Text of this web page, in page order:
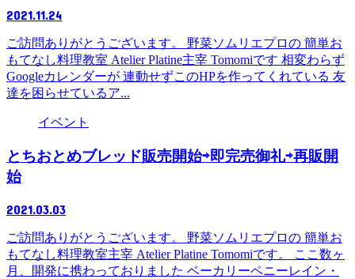
2021.11.24
ご訪問ありがとうございます。 野菜ソムリエプロの 簡単お
もてなし料理教室 Atelier Platine主宰 Tomomiです 相変わらず
Googleカレンダーが 連動せずこのHPを作ってくれている 友
達を困らせているア...
イベント
とちおとめブレッド販売開始⇨即完売御礼⇨再販開
始
2021.03.03
ご訪問ありがとうございます。 野菜ソムリエプロの 簡単お
もてなし料理教室主宰 Atelier Platine Tomomiです。 ここ数ヶ
月、開発に携わっておりました ベーカリーペニーレイン・